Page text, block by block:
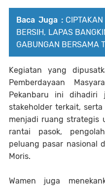
Baca Juga :
BERSIH, LAPAS
GABUNGAN BERSAMA
Kegiatan yang
Pemberdayaan
Pekanbaru ini dihadiri
stakeholder terkait,
menjadi ruang strategis
rantai pasok,
peluang pasar nasional
Moris.
Wamen juga